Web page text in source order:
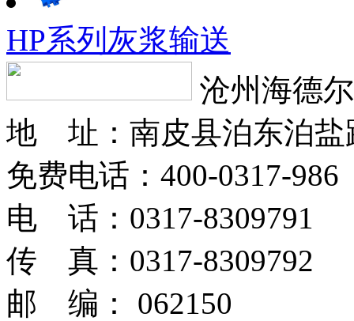
HP系列灰浆输送
沧州海德
地 址：南皮县泊东泊盐
免费电话：400-0317-986
电 话：0317-8309791
传 真：0317-8309792
邮 编： 062150